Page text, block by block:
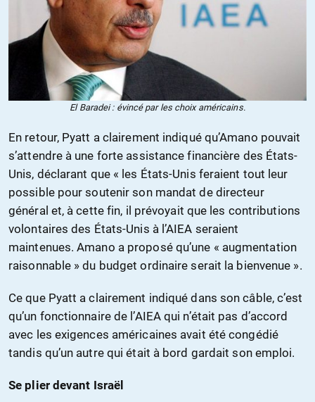
El Baradei : évincé par les choix américains.
En retour, Pyatt a clairement indiqué qu’Amano pouvait
s’attendre à une forte assistance financière des États-
Unis, déclarant que « les États-Unis feraient tout leur
possible pour soutenir son mandat de directeur
général et, à cette fin, il prévoyait que les contributions
volontaires des États-Unis à l’AIEA seraient
maintenues. Amano a proposé qu’une « augmentation
raisonnable » du budget ordinaire serait la bienvenue ».
Ce que Pyatt a clairement indiqué dans son câble, c’est
qu’un fonctionnaire de l’AIEA qui n’était pas d’accord
avec les exigences américaines avait été congédié
tandis qu’un autre qui était à bord gardait son emploi.
Se plier devant Israël